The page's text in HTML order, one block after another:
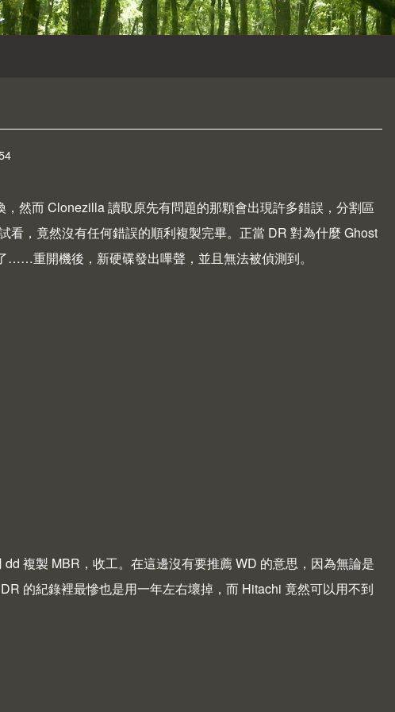
然而 Clonezilla 讀取原先有問題的那顆會出現許多錯誤，分割區
，竟然沒有任何錯誤的順利複製完畢。正當 DR 對為什麼 Ghost
重開機後，新硬碟發出嗶聲，並且無法被偵測到。
複製 MBR，收工。在這邊沒有要推薦 WD 的意思，因為無論是
的紀錄裡最慘也是用一年左右壞掉，而 Hitachi 竟然可以用不到